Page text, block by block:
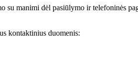
su manimi dėl pasiūlymo ir telefoninės
kontaktinius duomenis: